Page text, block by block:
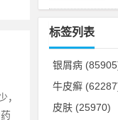
，
标签列表
银屑病
牛皮癣
皮肤 (25970)